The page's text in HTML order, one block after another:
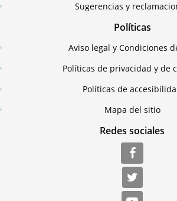
Sugerencias y
Políticas
Aviso legal y Condiciones
Políticas de privacidad y de
Políticas de
Mapa del sitio
Redes sociales